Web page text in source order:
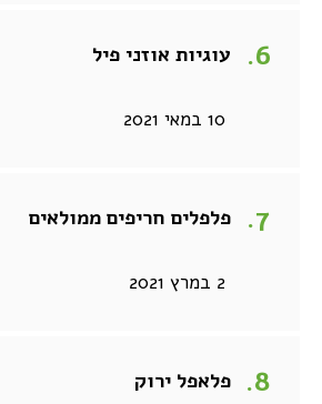
עוגיות אוזני פיל
10 במאי 2021
פלפלים חריפים ממולאים
2 במרץ 2021
פלאפל ירוק